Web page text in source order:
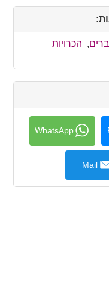
to
collapse
, הכרויות
WhatsApp
Mail